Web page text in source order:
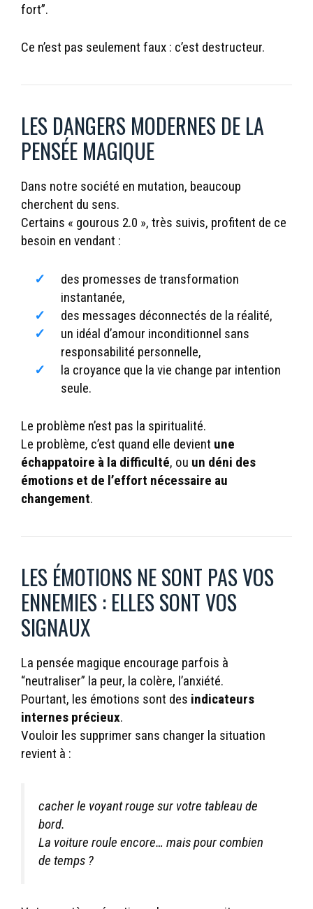
fort”.
Ce n’est pas seulement faux : c’est destructeur.
LES DANGERS MODERNES DE LA
PENSÉE MAGIQUE
Dans notre société en mutation, beaucoup
cherchent du sens.
Certains « gourous 2.0 », très suivis, profitent de ce
besoin en vendant :
des promesses de transformation
instantanée,
des messages déconnectés de la réalité,
un idéal d’amour inconditionnel sans
responsabilité personnelle,
la croyance que la vie change par intention
seule.
Le problème n’est pas la spiritualité.
Le problème, c’est quand elle devient une
échappatoire à la difficulté, ou un déni des
émotions et de l’effort nécessaire au
changement.
LES ÉMOTIONS NE SONT PAS VOS
ENNEMIES : ELLES SONT VOS
SIGNAUX
La pensée magique encourage parfois à
“neutraliser” la peur, la colère, l’anxiété.
Pourtant, les émotions sont des indicateurs
internes précieux.
Vouloir les supprimer sans changer la situation
revient à :
cacher le voyant rouge sur votre tableau de
bord.
La voiture roule encore… mais pour combien
de temps ?